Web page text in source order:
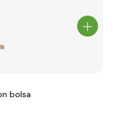
bolsa